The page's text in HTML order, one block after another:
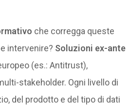
che corregga queste
intervenire? Soluzioni ex-ante
(es.: Antitrust),
stakeholder. Ogni livello di
del prodotto e del tipo di dati